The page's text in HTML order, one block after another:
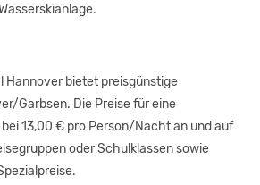
Hannover bietet preisgünstige
Garbsen. Die Preise für eine
13,00 € pro Person/Nacht an und auf
oder Schulklassen sowie